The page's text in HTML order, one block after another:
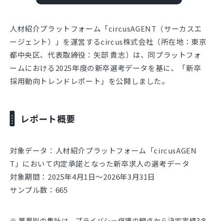
人材紹介プラットフォーム「circusAGENT（サーカスエ
ージェント）」を運営するcircus株式会社（所在地：東京
都中央区、代表取締役：矢部 貴志）は、同プラットフォ
ームにおける2025年度の新卒選考データを基に、「新卒
採用動向トレンドレポート」を公開しました。
レポート概要
対象データ：人材紹介プラットフォーム「circusAGEN
T」において内定承諾となった新卒求人の選考データ
対象期間：2025年4月1日～2026年3月31日
サンプル数：665